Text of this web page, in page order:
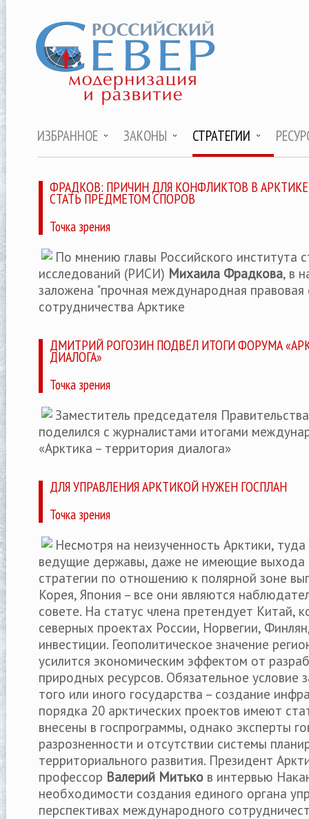
ИЗБРАННОЕ ЗАКОНЫ СТРАТЕГИИ
ФРАДКОВ: ПРИЧИН ДЛЯ КОНФЛИКТОВ В
СТАТЬ ПРЕДМЕТОМ СПОРОВ
Точка зрения
По мнению главы Российского института
исследований (РИСИ) Михаила Фрадкова, в
заложена "прочная международная правовая
сотрудничества Арктике
ДМИТРИЙ РОГОЗИН ПОДВЁЛ ИТОГИ ФОРУМА
ДИАЛОГА»
Точка зрения
Заместитель председателя
поделился с журналистами итогами
«Арктика – территория диалога»
ДЛЯ УПРАВЛЕНИЯ АРКТИКОЙ НУЖЕН ГОСПЛАН
Точка зрения
Несмотря на неизученность Арктики,
ведущие державы, даже не имеющие выхода
стратегии по отношению к полярной зоне
Корея, Япония – все они являются
совете. На статус члена претендует Китай,
северных проектах России, Норвегии,
инвестиции. Геополитическое значение
усилится экономическим эффектом от
природных ресурсов. Обязательное условие
того или иного государства – создание
порядка 20 арктических проектов имеют
внесены в госпрограммы, однако эксперты
разрозненности и отсутствии системы
территориального развития. Президент
профессор Валерий Митько в интервью
необходимости создания единого органа
перспективах международного